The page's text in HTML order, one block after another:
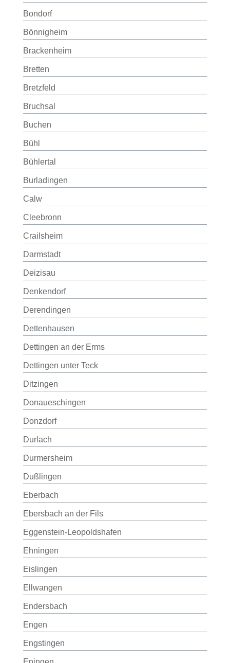
Bondorf
Bönnigheim
Brackenheim
Bretten
Bretzfeld
Bruchsal
Buchen
Bühl
Bühlertal
Burladingen
Calw
Cleebronn
Crailsheim
Darmstadt
Deizisau
Denkendorf
Derendingen
Dettenhausen
Dettingen an der Erms
Dettingen unter Teck
Ditzingen
Donaueschingen
Donzdorf
Durlach
Durmersheim
Dußlingen
Eberbach
Ebersbach an der Fils
Eggenstein-Leopoldshafen
Ehningen
Eislingen
Ellwangen
Endersbach
Engen
Engstingen